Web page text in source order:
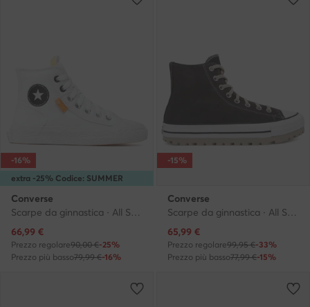
extra -25% Codice: SUMMER
-16%
Converse
Scarpe da ginnastica · All Star · Bianco
Prezzo attuale
66,99 €
Prezzo regolare90,00 €-25%
Prezzo più basso79,99 €-16%
-15%
Converse
Scarpe da ginnastica · All Star · Marrone
Prezzo attuale
65,99 €
Prezzo regolare99,95 €-33%
Prezzo più basso77,99 €-15%